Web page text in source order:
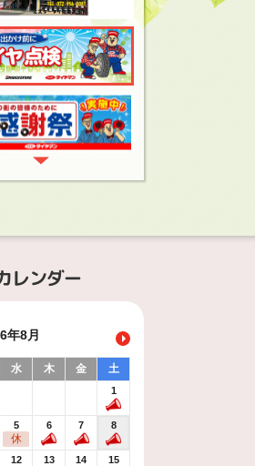
レンダー
年8月
水 木 金 土
1
5
休
6 7 8
12 13 14 15